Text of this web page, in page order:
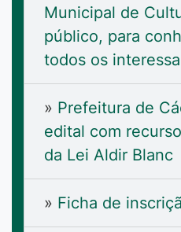
Municipal de
público, para
todos os
» Prefeitura de
edital com
da Lei Aldir Blanc
» Ficha de